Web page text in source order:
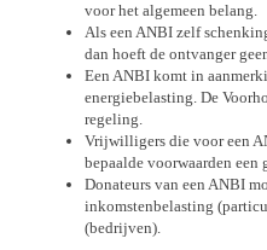
voor het algemeen belang.
Als een ANBI zelf
dan hoeft de ontvanger
Een ANBI komt in
energiebelasting. De
regeling.
Vrijwilligers die voor een
bepaalde voorwaarden een
Donateurs van een ANBI
inkomstenbelasting
(bedrijven).